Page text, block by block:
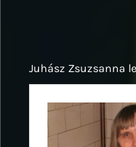
Juhász Zsuzsanna